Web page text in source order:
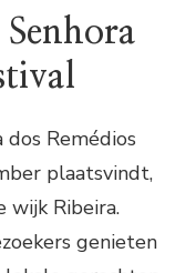
dos Remédios
plaatsvindt,
wijk Ribeira.
genieten